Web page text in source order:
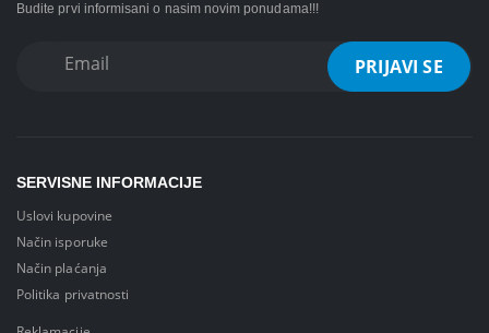
Budite prvi informisani o nasim novim ponudama!!!
SERVISNE INFORMACIJE
Uslovi kupovine
Način isporuke
Način plaćanja
Politika privatnosti